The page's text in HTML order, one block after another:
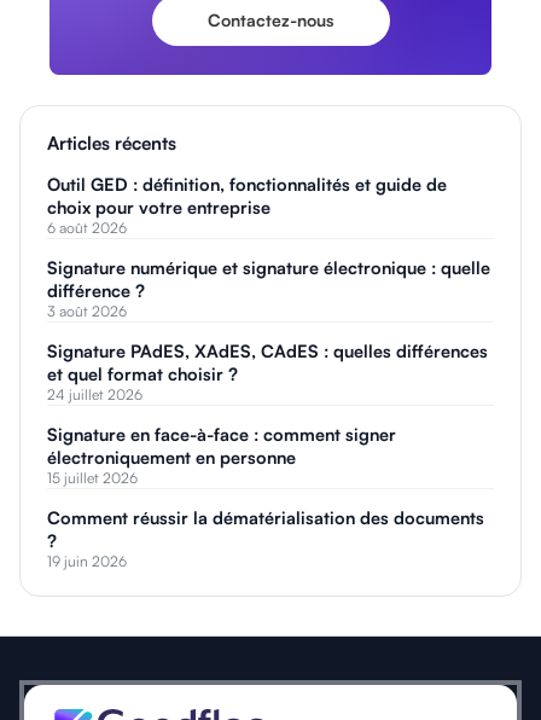
Contactez-nous
Articles récents
Outil GED : définition, fonctionnalités et guide de
choix pour votre entreprise
6 août 2026
Signature numérique et signature électronique : quelle
différence ?
3 août 2026
Signature PAdES, XAdES, CAdES : quelles différences
et quel format choisir ?
24 juillet 2026
Signature en face-à-face : comment signer
électroniquement en personne
15 juillet 2026
Comment réussir la dématérialisation des documents
?
19 juin 2026